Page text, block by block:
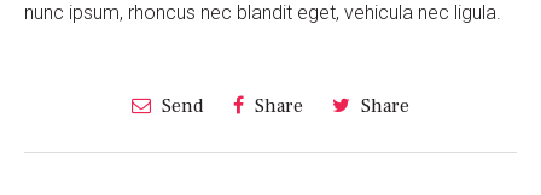
nunc ipsum, rhoncus nec blandit eget, vehicula nec ligula.
Send Share Share